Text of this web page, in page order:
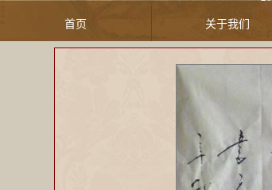
首页 关于我们